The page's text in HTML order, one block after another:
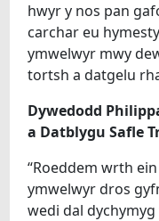
hwyr y nos pan
carchar eu
ymwelwyr mwy
tortsh a datgelu
Dywedodd
a Datblygu Safle
“Roeddem wrth
ymwelwyr dros
wedi dal